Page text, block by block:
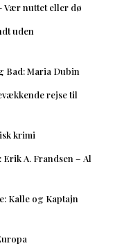
Vær nuttet eller dø
uden
Bad: Maria Dubin
rejse til
krimi
A. Frandsen – Al
Kalle og Kaptajn